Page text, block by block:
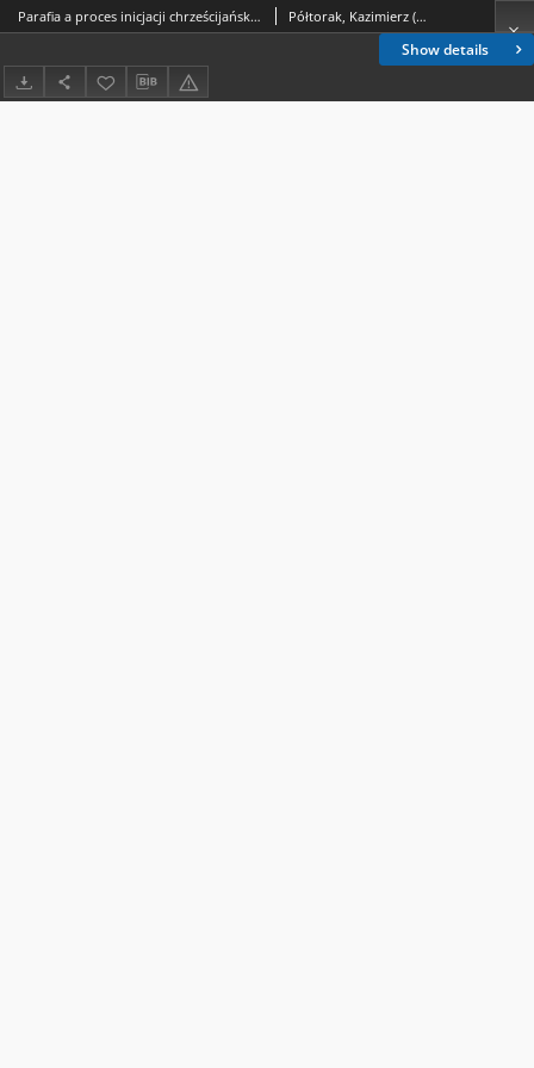
Show details
Parafia a proces inicjacji chrześcijańskiej : 5 lat po II Polskim Synodzie Plenarnym Półtorak, Kazimierz (1960- )